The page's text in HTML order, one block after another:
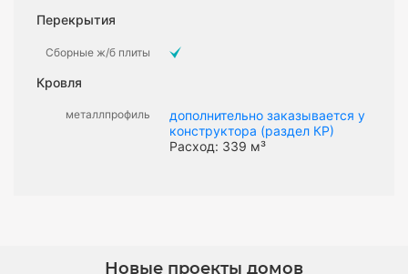
Перекрытия
Сборные ж/б плиты
Кровля
металлпрофиль
дополнительно заказывается у
конструктора (раздел КР)
Расход: 339 м³
Новые проекты домов